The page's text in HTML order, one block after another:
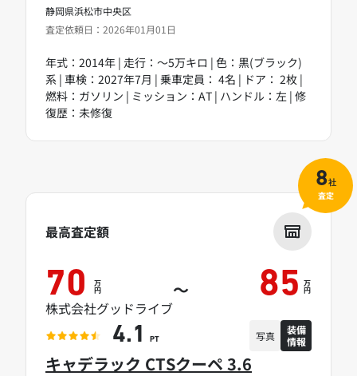
静岡県浜松市中央区
査定依頼日：2026年01月01日
年式：2014年 | 走行：～5万キロ | 色：黒(ブラック)
系 | 車検：2027年7月 | 乗車定員： 4名 | ドア： 2枚 |
燃料：ガソリン | ミッション：AT | ハンドル：左 | 修
復歴：未修復
キャデラック CTSクーペ 3.6
最高査定額
70 万
円 ～ 85 万
円
株式会社グッドライブ
4.1 PT 写真
装備
情報
8社
査定